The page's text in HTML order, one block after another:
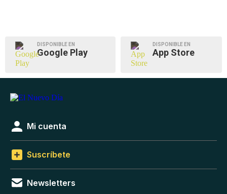
DISPONIBLE EN
Google Play
DISPONIBLE EN
App Store
Mi cuenta
Suscríbete
Newsletters